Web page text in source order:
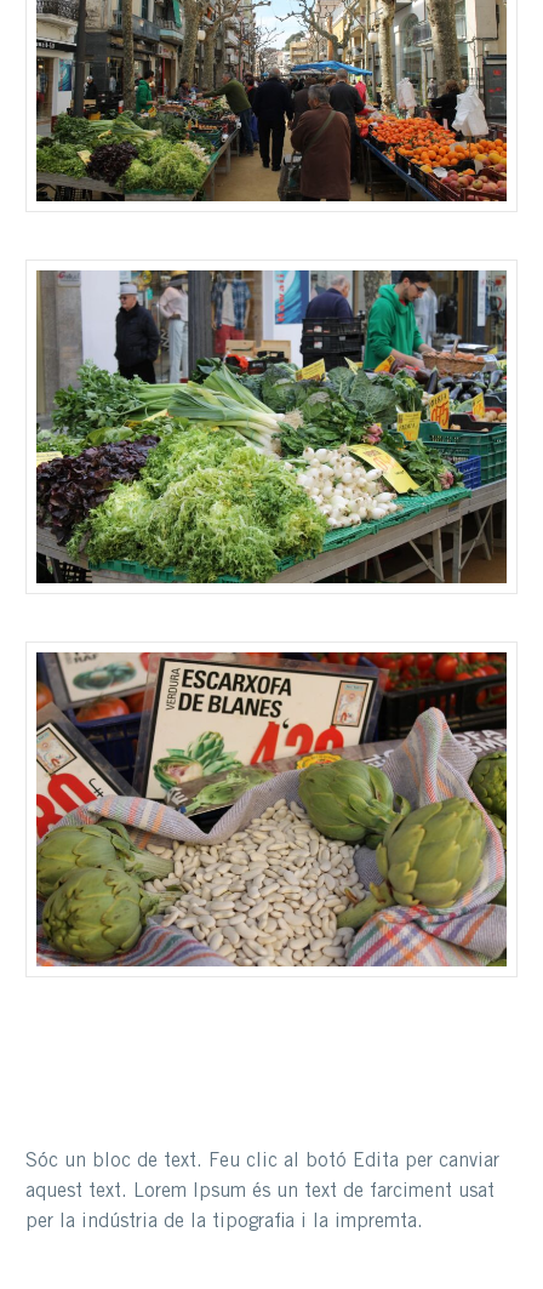
Sóc un bloc de text. Feu clic al botó Edita per canviar
aquest text. Lorem Ipsum és un text de farciment usat
per la indústria de la tipografia i la impremta.